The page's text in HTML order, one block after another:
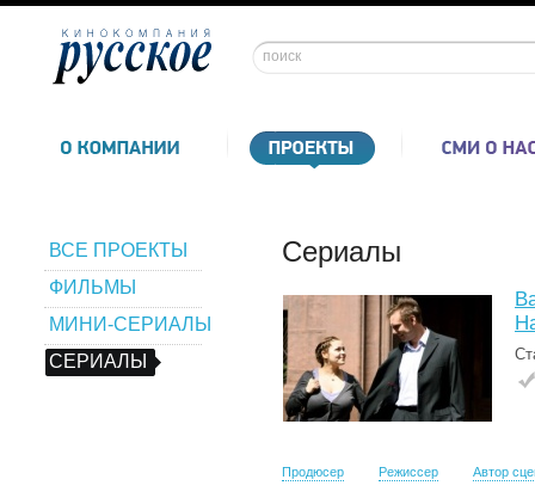
ВСЕ ПРОЕКТЫ
ФИЛЬМЫ
МИНИ-СЕРИАЛЫ
СЕРИАЛЫ
Сериалы
Продюсер Режиссер Автор